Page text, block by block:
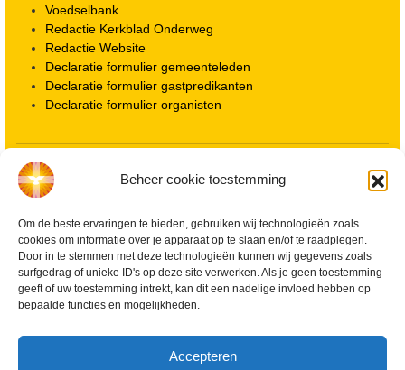
Beheer cookie toestemming
Om de beste ervaringen te bieden, gebruiken wij technologieën zoals
cookies om informatie over je apparaat op te slaan en/of te raadplegen.
Door in te stemmen met deze technologieën kunnen wij gegevens zoals
surfgedrag of unieke ID's op deze site verwerken. Als je geen toestemming
geeft of uw toestemming intrekt, kan dit een nadelige invloed hebben op
bepaalde functies en mogelijkheden.
Accepteren
Voedselbank
Redactie Kerkblad Onderweg
Redactie Website
Declaratie formulier gemeenteleden
Declaratie formulier gastpredikanten
Declaratie formulier organisten
Locatie kerk
ANBI informatie PGWD
Vrienden van de Grote Kerk
Info Kerkelijke gebouwen / koster
Redactiestatuut voor kerkblad en website
Beleid Veilige Kerk en gedragscode
Privacy
Cookiebeleid (EU)